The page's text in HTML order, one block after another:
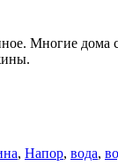
Многие
, Напор, вода,